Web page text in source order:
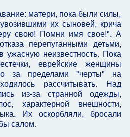
матери, пока были силы,
их сыновей, крича
свою! Помни имя свое!". А
перепуганными детьми,
ужасную неизвестность. Пока
еврейские женщины
за пределами "черты" на
рассчитывать. Над
из-за странной одежды,
характерной внешности,
Их оскорбляли, бросали
салом.